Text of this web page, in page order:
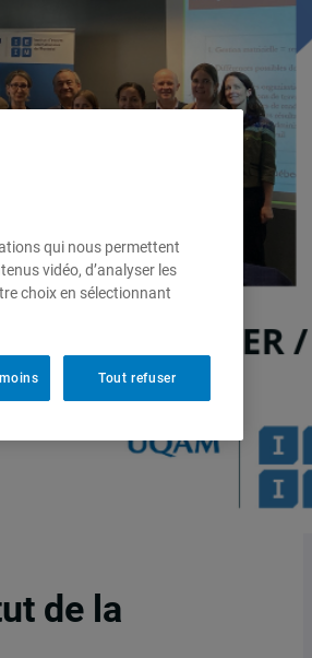
de la
qui nous permettent
vidéo, d’analyser les
choix en sélectionnant
Tout refuser